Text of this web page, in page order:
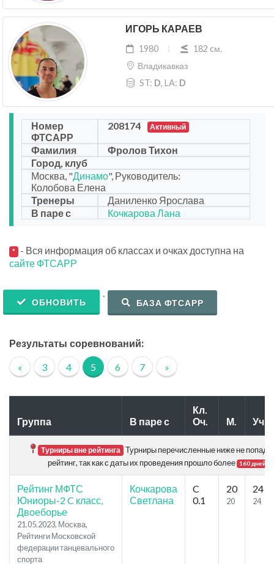
ИГОРЬ КАРАЕВ
1980
182 cм.
Владикавказ
ST: D, LA: D
Номер
ФТСАРР
208174 Активный
Фамилия
Фролов Тихон
Город, клуб
Москва, "Динамо", Руководитель:
Колобова Елена
Тренеры
Даниленко Ярослава
В паре с
Кочкарова Лана
* - Вся информация об классах и очках доступна на
сайте ФТСАРР
ОБНОВИТЬ
.
БАЗА ФТСАРР
Результаты соревнований:
« 3 4 5 6 7 »
Группа В паре с
Кл.
Оч.
М. Уч.
Турниры вне рейтинга Турниры перечисленные ниже не
рейтинг, так как с даты их проведения прошло более 160 дней
Рейтинг МФТС
Юниоры-2 C класс,
Двоеборье
21.05.2023, Москва,
Рейтинги Московской
федерации танцевального
спорта
Кочкарова
Светлана
C
0.1
20
20
24
24